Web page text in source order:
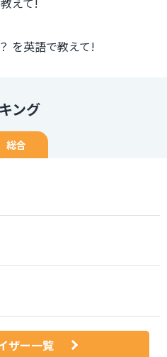
を英語で教えて!
ング
総合
ザー一覧